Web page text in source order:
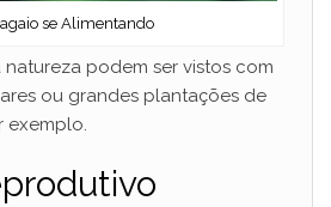
se Alimentando
natureza podem ser vistos com
ou grandes plantações de
exemplo.